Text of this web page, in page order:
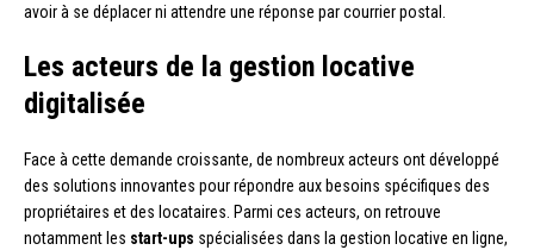
avoir à se déplacer ni attendre une réponse par courrier postal.
Les acteurs de la gestion locative
digitalisée
Face à cette demande croissante, de nombreux acteurs ont développé
des solutions innovantes pour répondre aux besoins spécifiques des
propriétaires et des locataires. Parmi ces acteurs, on retrouve
notamment les start-ups spécialisées dans la gestion locative en ligne,